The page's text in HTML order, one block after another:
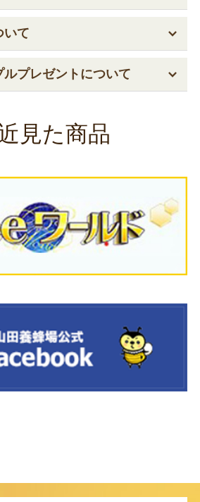
いて
プレゼントについて
見た商品